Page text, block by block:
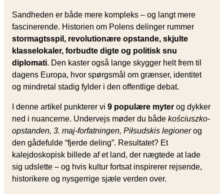
Sandheden er både mere kompleks – og langt mere
fascinerende. Historien om Polens delinger rummer
stormagtsspil, revolutionære opstande, skjulte
klasselokaler, forbudte digte og politisk snu
diplomati. Den kaster også lange skygger helt frem til
dagens Europa, hvor spørgsmål om grænser, identitet
og mindretal stadig fylder i den offentlige debat.
I denne artikel punkterer vi 9 populære myter og dykker
ned i nuancerne. Undervejs møder du både kościuszko-
opstanden, 3. maj-forfatningen, Piłsudskis legionerog
den gådefulde “fjerde deling”. Resultatet? Et
kalejdoskopisk billede af et land, der nægtede at lade
sig udslette – og hvis kultur fortsat inspirerer rejsende,
historikere og nysgerrige sjæle verden over.